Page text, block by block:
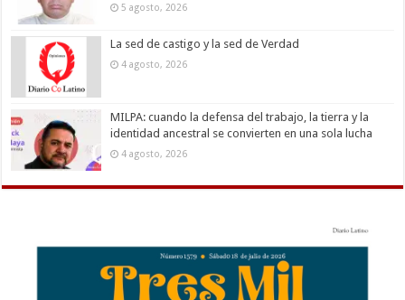
5 agosto, 2026
La sed de castigo y la sed de Verdad
4 agosto, 2026
MILPA: cuando la defensa del trabajo, la tierra y la
identidad ancestral se convierten en una sola lucha
4 agosto, 2026